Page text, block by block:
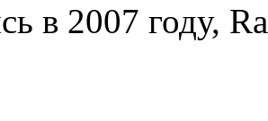
в 2007 году,